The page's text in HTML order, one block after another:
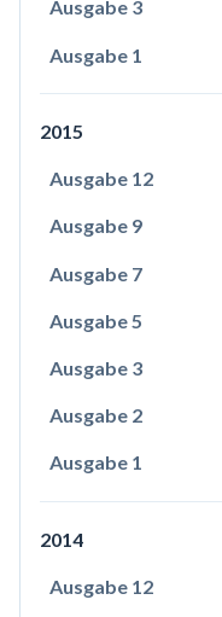
Ausgabe 3
Ausgabe 1
2015
Ausgabe 12
Ausgabe 9
Ausgabe 7
Ausgabe 5
Ausgabe 3
Ausgabe 2
Ausgabe 1
2014
Ausgabe 12